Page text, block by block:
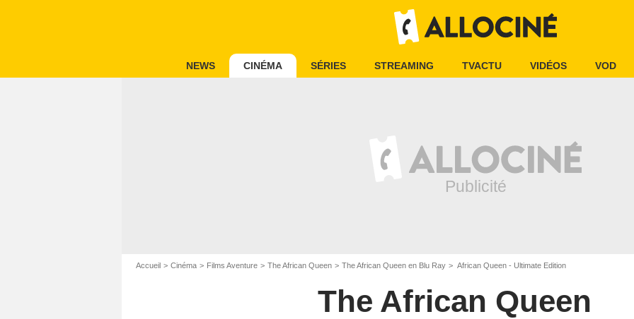
NEWS CINÉMA SÉRIES STREAMING TVACTU VIDÉOS VOD
Accueil Cinéma Films Aventure The African Queen The African Queen en Blu Ray African Queen - Ultimate Edition
The African Queen